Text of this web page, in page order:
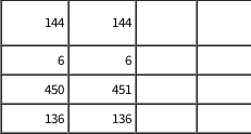
144
144
6
6
450
451
136
136